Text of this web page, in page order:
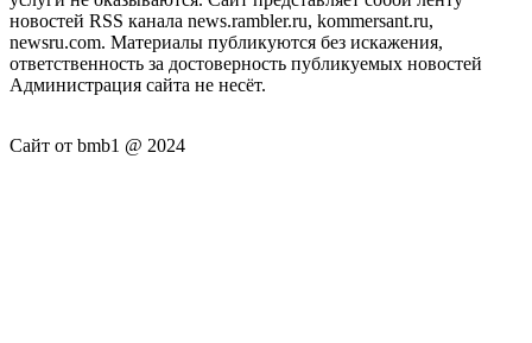
новостей RSS канала news.rambler.ru, kommersant.ru,
newsru.com. Материалы публикуются без искажения,
ответственность за достоверность публикуемых новостей
Администрация сайта не несёт.
Сайт от bmb1 @ 2024